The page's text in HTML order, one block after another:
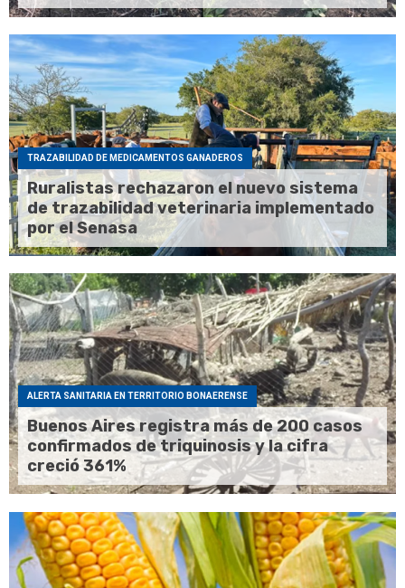
TRAZABILIDAD DE MEDICAMENTOS GANADEROS
Ruralistas rechazaron el nuevo sistema
de trazabilidad veterinaria implementado
por el Senasa
ALERTA SANITARIA EN TERRITORIO BONAERENSE
Buenos Aires registra más de 200 casos
confirmados de triquinosis y la cifra
creció 361%